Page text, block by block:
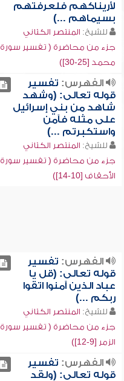
لأريناكهم فلعرفتهم
بسيماهم ...)
للشيخ: المنتصر الكتاني
جزء من محاضرة ( تفسير سورة
محمد [25-30])
الفهرس: تفسير
قوله تعالى: (وشهد
شاهد من بني إسرائيل
على مثله فآمن
واستكبرتم ...)
للشيخ: المنتصر الكتاني
جزء من محاضرة ( تفسير سورة
الأحقاف [10-14])
الفهرس: تفسير
قوله تعالى: (قل يا
عباد الذين آمنوا اتقوا
ربكم ...)
للشيخ: المنتصر الكتاني
جزء من محاضرة ( تفسير سورة
الزمر [9-12])
الفهرس: تفسير
قوله تعالى: (ولقد